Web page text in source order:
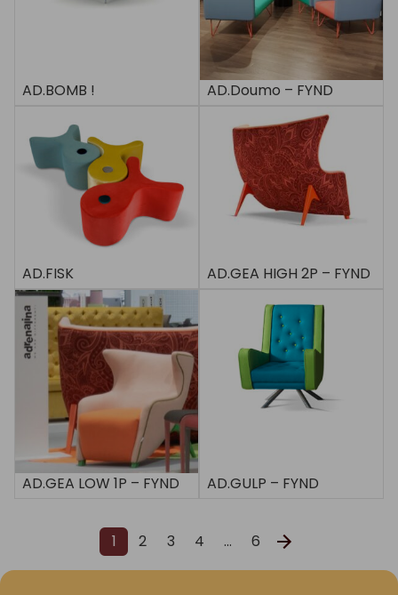
AD.BOMB ! AD.Doumo – FYND
AD.FISK AD.GEA HIGH 2P – FYND
AD.GEA LOW 1P – FYND AD.GULP – FYND
1 2 3 4 … 6